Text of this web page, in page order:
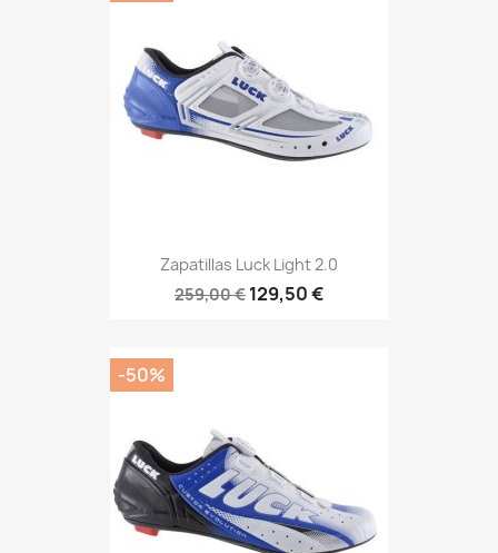
Zapatillas Luck Light 2.0
259,00 € 129,50 €
-50%